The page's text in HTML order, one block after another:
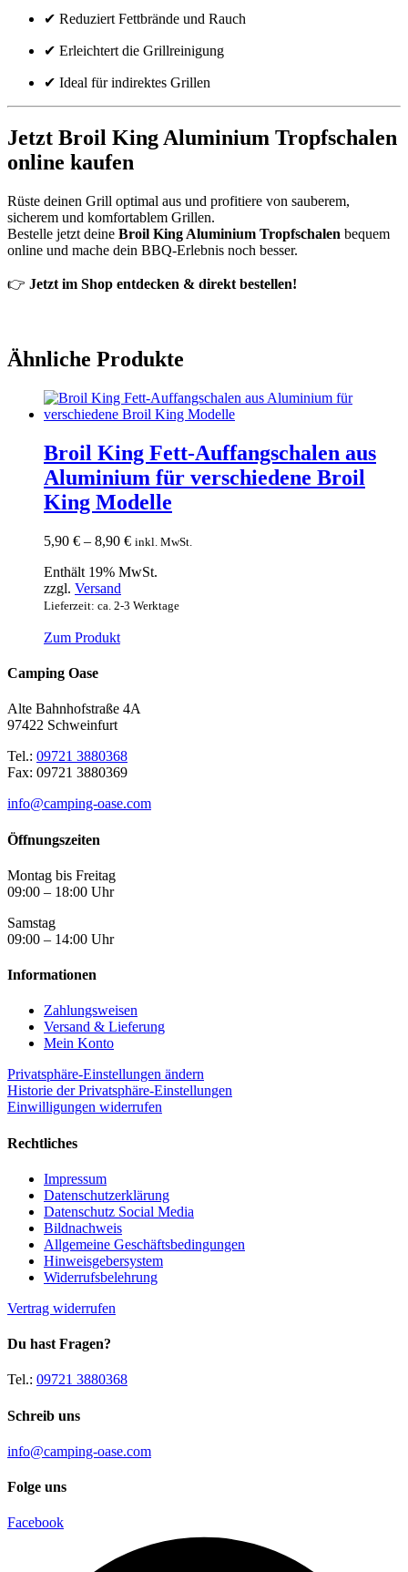
✔ Reduziert Fettbrände und Rauch
✔ Erleichtert die Grillreinigung
✔ Ideal für indirektes Grillen
Jetzt Broil King Aluminium Tropfschalen
online kaufen
Rüste deinen Grill optimal aus und profitiere von sauberem,
sicherem und komfortablem Grillen.
Bestelle jetzt deine Broil King Aluminium Tropfschalen bequem
online und mache dein BBQ-Erlebnis noch besser.
👉 Jetzt im Shop entdecken & direkt bestellen!
Ähnliche Produkte
Broil King Fett-Auffangschalen aus
Aluminium für verschiedene Broil
King Modelle
5,90 € – 8,90 €Preisspanne:
bis
inkl. MwSt.
Enthält 19% MwSt.
zzgl. Versand
Lieferzeit: ca. 2-3 Werktage
Zum Produkt
Produkt
weist
mehrere
Varianten
auf.
Die
Optionen
auf
Produktseite
gewählt
Camping Oase
Alte Bahnhofstraße 4A
97422 Schweinfurt
Tel.: 09721 3880368
Fax: 09721 3880369
info@camping-oase.com
Öffnungszeiten
Montag bis Freitag
09:00 – 18:00 Uhr
Samstag
09:00 – 14:00 Uhr
Informationen
Zahlungsweisen
Versand & Lieferung
Mein Konto
Privatsphäre-Einstellungen ändern
Historie der Privatsphäre-Einstellungen
Einwilligungen widerrufen
Rechtliches
Impressum
Datenschutzerklärung
Datenschutz Social Media
Bildnachweis
Allgemeine Geschäftsbedingungen
Hinweisgebersystem
Widerrufsbelehrung
Vertrag widerrufen
Du hast Fragen?
Tel.: 09721 3880368
Schreib uns
info@camping-oase.com
Folge uns
Facebook